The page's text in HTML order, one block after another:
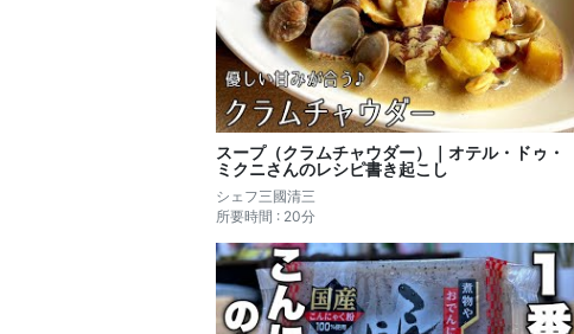
スープ（クラムチャウダー）｜オテル・ドゥ・
ミクニさんのレシピ書き起こし
シェフ三國清三
所要時間 : 20分